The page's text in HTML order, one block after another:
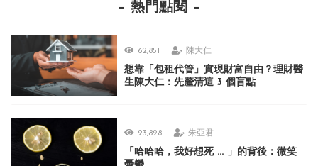
熱門點閱
62,851 陳大仁
想靠「包租代管」實現財富自由？理財醫
生陳大仁：先釐清這 3 個盲點
23,828 朱亞君
「哈哈哈，我好想死 ... 」的背後：微笑